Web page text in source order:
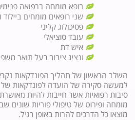
רופא מומחה ברפואה
שני רופאים מומחים ביילוד
פסיכולוג קליני
עובד סוציאלי
איש דת
ונציג ציבור בעל תואר
השלב הראשון של תהליך הפונדקאות
למעשה סקירה של הועדה לפונדקאות
סיבות רפואיות אשר חייבות להיות
מומחה ופירוט של טיפולי פוריות שונים
מוצאו כל הדרכים להרות באופן רגיל.